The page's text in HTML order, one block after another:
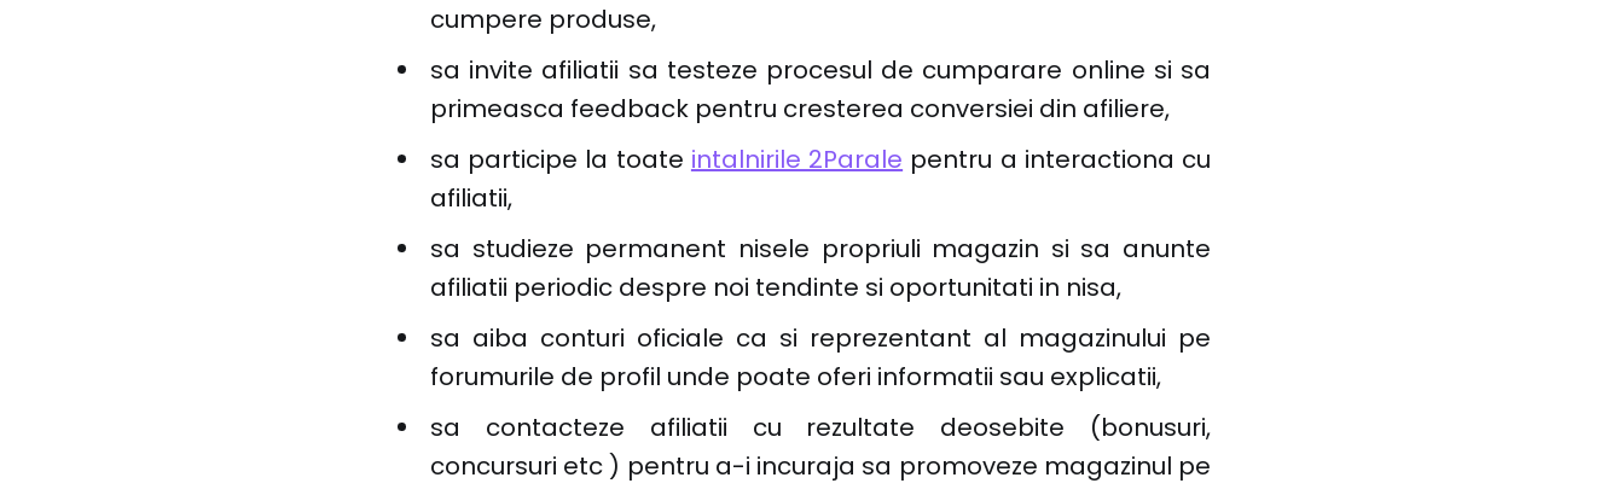
cumpere produse,
sa invite afiliatii sa testeze procesul de cumparare online si sa
primeasca feedback pentru cresterea conversiei din afiliere,
sa participe la toate intalnirile 2Parale pentru a interactiona cu
afiliatii,
sa studieze permanent nisele propriuli magazin si sa anunte
afiliatii periodic despre noi tendinte si oportunitati in nisa,
sa aiba conturi oficiale ca si reprezentant al magazinului pe
forumurile de profil unde poate oferi informatii sau explicatii,
sa contacteze afiliatii cu rezultate deosebite (bonusuri,
concursuri etc ) pentru a-i incuraja sa promoveze magazinul pe